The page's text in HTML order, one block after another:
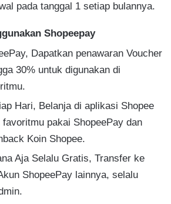
pada tanggal 1 setiap bulannya.
Shopeepay
Dapatkan penawaran Voucher
30% untuk digunakan di
Hari, Belanja di aplikasi Shopee
pakai ShopeePay dan
Koin Shopee.
Aja Selalu Gratis, Transfer ke
ShopeePay lainnya, selalu